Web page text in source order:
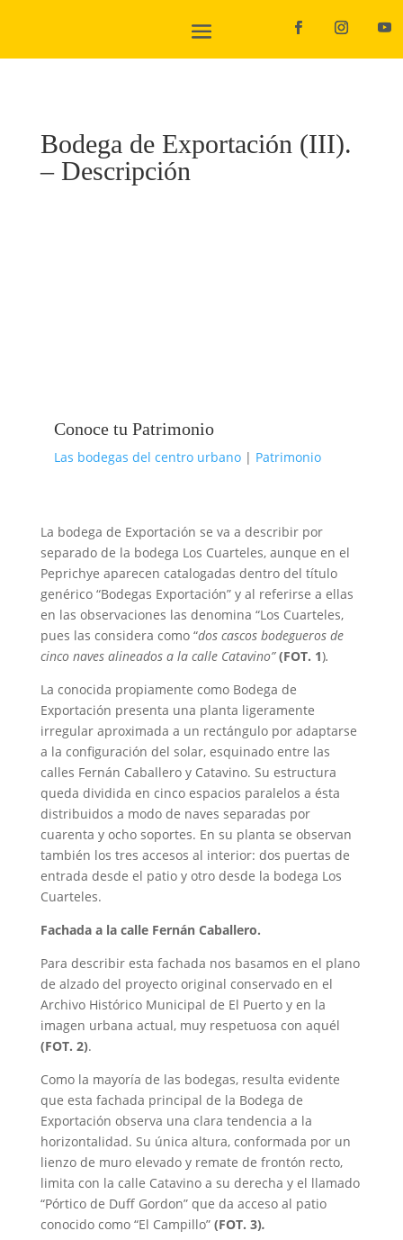
Bodega de Exportación (III).
– Descripción
Conoce tu Patrimonio
Las bodegas del centro urbano| Patrimonio
La bodega de Exportación se va a describir por
separado de la bodega Los Cuarteles, aunque en el
Peprichye aparecen catalogadas dentro del título
genérico “Bodegas Exportación” y al referirse a ellas
en las observaciones las denomina “Los Cuarteles,
pues las considera como “dos cascos bodegueros de
cinco naves alineados a la calle Catavino” (FOT. 1).
La conocida propiamente como Bodega de
Exportación presenta una planta ligeramente
irregular aproximada a un rectángulo por adaptarse
a la configuración del solar, esquinado entre las
calles Fernán Caballero y Catavino. Su estructura
queda dividida en cinco espacios paralelos a ésta
distribuidos a modo de naves separadas por
cuarenta y ocho soportes. En su planta se observan
también los tres accesos al interior: dos puertas de
entrada desde el patio y otro desde la bodega Los
Cuarteles.
Fachada a la calle Fernán Caballero.
Para describir esta fachada nos basamos en el plano
de alzado del proyecto original conservado en el
Archivo Histórico Municipal de El Puerto y en la
imagen urbana actual, muy respetuosa con aquél
(FOT. 2).
Como la mayoría de las bodegas, resulta evidente
que esta fachada principal de la Bodega de
Exportación observa una clara tendencia a la
horizontalidad. Su única altura, conformada por un
lienzo de muro elevado y remate de frontón recto,
limita con la calle Catavino a su derecha y el llamado
“Pórtico de Duff Gordon” que da acceso al patio
conocido como “El Campillo” (FOT. 3).